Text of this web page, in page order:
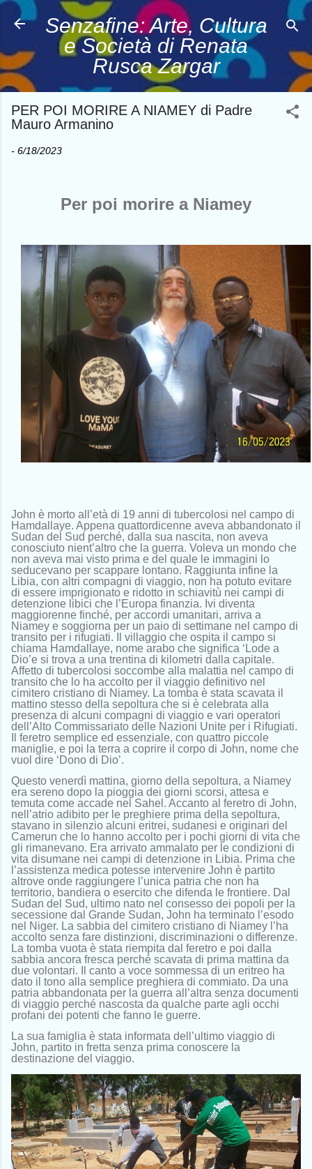
Passa ai contenuti principali
Senzafine: Arte, Cultura
e Società di Renata
Rusca Zargar
PER POI MORIRE A NIAMEY di Padre
Mauro Armanino
- 6/18/2023
Per poi morire a Niamey
John è morto all’età di 19 anni di tubercolosi nel campo di
Hamdallaye. Appena quattordicenne aveva abbandonato il
Sudan del Sud perché, dalla sua nascita, non aveva
conosciuto nient’altro che la guerra. Voleva un mondo che
non aveva mai visto prima e del quale le immagini lo
seducevano per scappare lontano. Raggiunta infine la
Libia, con altri compagni di viaggio, non ha potuto evitare
di essere imprigionato e ridotto in schiavitù nei campi di
detenzione libici che l’Europa finanzia. Ivi diventa
maggiorenne finché, per accordi umanitari, arriva a
Niamey e soggiorna per un paio di settimane nel campo di
transito per i rifugiati. Il villaggio che ospita il campo si
chiama Hamdallaye, nome arabo che significa ‘Lode a
Dio’e si trova a una trentina di kilometri dalla capitale.
Affetto di tubercolosi soccombe alla malattia nel campo di
transito che lo ha accolto per il viaggio definitivo nel
cimitero cristiano di Niamey. La tomba è stata scavata il
mattino stesso della sepoltura che si è celebrata alla
presenza di alcuni compagni di viaggio e vari operatori
dell’Alto Commissariato delle Nazioni Unite per i Rifugiati.
Il feretro semplice ed essenziale, con quattro piccole
maniglie, e poi la terra a coprire il corpo di John, nome che
vuol dire ‘Dono di Dio’.
Questo venerdì mattina, giorno della sepoltura, a Niamey
era sereno dopo la pioggia dei giorni scorsi, attesa e
temuta come accade nel Sahel. Accanto al feretro di John,
nell’atrio adibito per le preghiere prima della sepoltura,
stavano in silenzio alcuni eritrei, sudanesi e originari del
Camerun che lo hanno accolto per i pochi giorni di vita che
gli rimanevano. Era arrivato ammalato per le condizioni di
vita disumane nei campi di detenzione in Libia. Prima che
l’assistenza medica potesse intervenire John è partito
altrove onde raggiungere l’unica patria che non ha
territorio, bandiera o esercito che difenda le frontiere. Dal
Sudan del Sud, ultimo nato nel consesso dei popoli per la
secessione dal Grande Sudan, John ha terminato l’esodo
nel Niger. La sabbia del cimitero cristiano di Niamey l’ha
accolto senza fare distinzioni, discriminazioni o differenze.
La tomba vuota è stata riempita dal feretro e poi dalla
sabbia ancora fresca perché scavata di prima mattina da
due volontari. Il canto a voce sommessa di un eritreo ha
dato il tono alla semplice preghiera di commiato. Da una
patria abbandonata per la guerra all’altra senza documenti
di viaggio perché nascosta da qualche parte agli occhi
profani dei potenti che fanno le guerre.
La sua famiglia è stata informata dell’ultimo viaggio di
John, partito in fretta senza prima conoscere la
destinazione del viaggio.